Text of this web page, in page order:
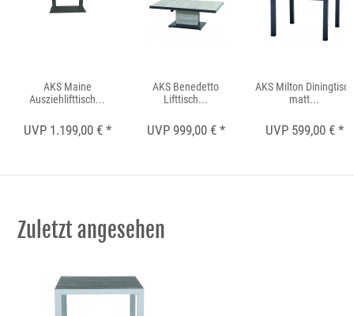
AKS Maine
Ausziehlifttisch...
UVP 1.199,00 € *
AKS Benedetto
Lifttisch...
UVP 999,00 € *
AKS Milton Diningtisch
matt...
UVP 599,00 € *
Zuletzt angesehen